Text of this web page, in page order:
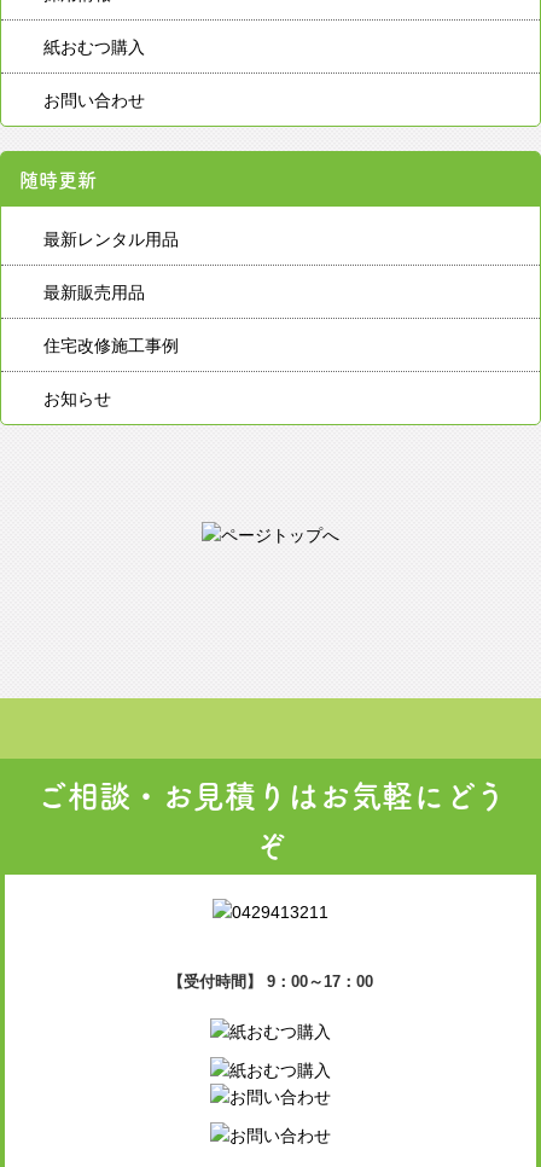
紙おむつ購入
お問い合わせ
随時更新
最新レンタル用品
最新販売用品
住宅改修施工事例
お知らせ
ご相談・お見積りはお気軽にどう
ぞ
【受付時間】 9：00～17：00